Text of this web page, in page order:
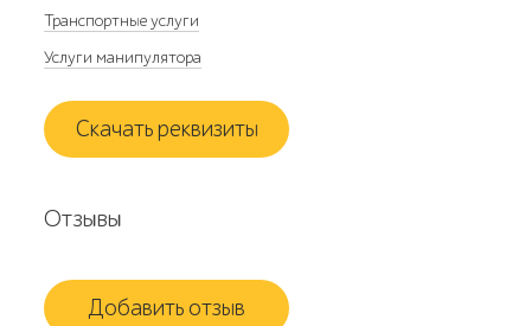
Транспортные услуги
Услуги манипулятора
Скачать реквизиты
Отзывы
Добавить отзыв